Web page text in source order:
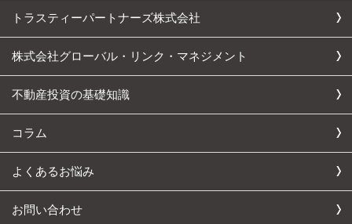
トラスティーパートナーズ株式会社
株式会社グローバル・リンク・マネジメント
不動産投資の基礎知識
コラム
よくあるお悩み
お問い合わせ